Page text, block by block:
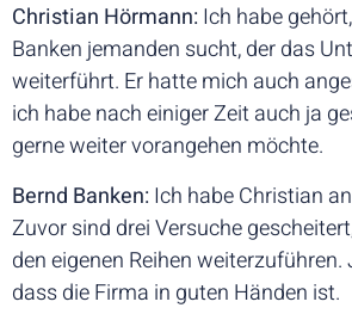
Christian Hörmann:Ich habe
Banken jemanden sucht, der das
weiterführt. Er hatte mich auch
ich habe nach einiger Zeit auch ja
gerne weiter vorangehen möchte.
Bernd Banken:Ich habe Christian
Zuvor sind drei Versuche
den eigenen Reihen
dass die Firma in guten Händen ist.